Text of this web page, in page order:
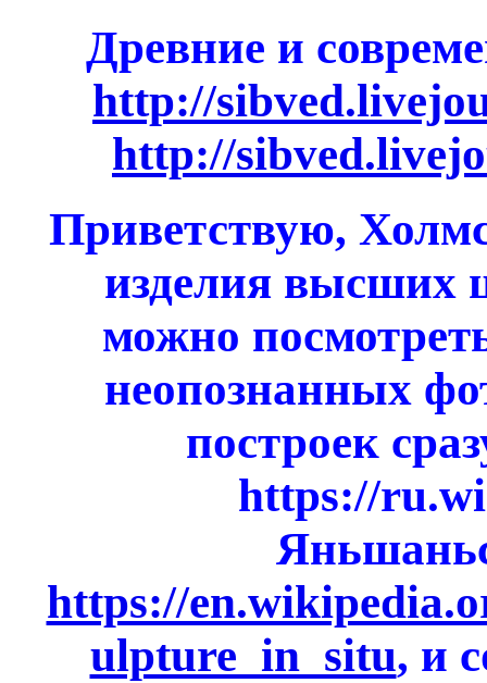
Древние и
http://
http://
Приветствую,
изделия высших
можно
неопознанных
построек
https://
https://
ulpture_in_situ, и